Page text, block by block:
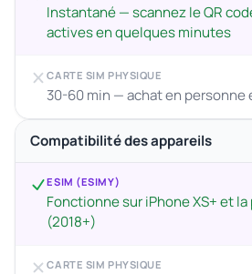
Instantané — scannez le QR
actives en quelques minutes
CARTE SIM PHYSIQUE
30-60 min — achat en personne
Compatibilité des appareils
ESIM (ESIMY)
Fonctionne sur iPhone XS+ et
(2018+)
CARTE SIM PHYSIQUE